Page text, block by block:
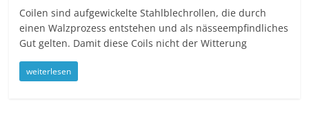
Coilen sind aufgewickelte Stahlblechrollen, die durch
einen Walzprozess entstehen und als nässeempfindliches
Gut gelten. Damit diese Coils nicht der Witterung
weiterlesen